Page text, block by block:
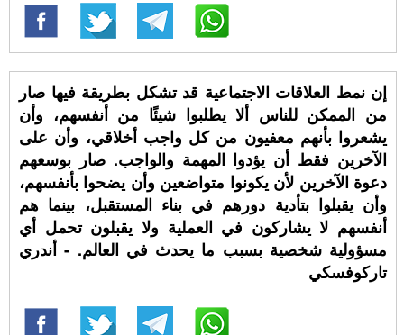
إن نمط العلاقات الاجتماعية قد تشكل بطريقة فيها صار
من الممكن للناس ألا يطلبوا شيئًا من أنفسهم، وأن
يشعروا بأنهم معفيون من كل واجب أخلاقي، وأن على
الآخرين فقط أن يؤدوا المهمة والواجب. صار بوسعهم
دعوة الآخرين لأن يكونوا متواضعين وأن يضحوا بأنفسهم،
وأن يقبلوا بتأدية دورهم في بناء المستقبل، بينما هم
أنفسهم لا يشاركون في العملية ولا يقبلون تحمل أي
مسؤولية شخصية بسبب ما يحدث في العالم. - أندري
تاركوفسكي